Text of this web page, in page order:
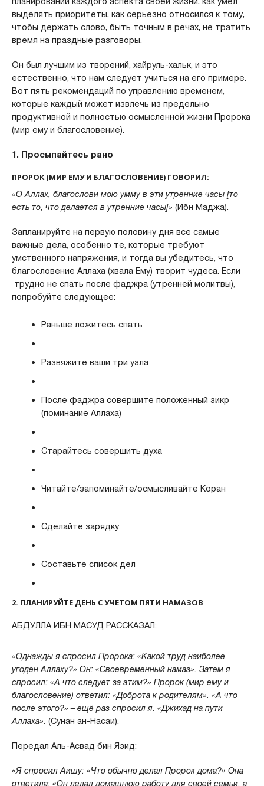
выделять приоритеты, как серьезно относился к тому,
чтобы держать слово, быть точным в речах, не тратить
время на праздные разговоры.
Он был лучшим из творений, хайруль-хальк, и это
естественно, что нам следует учиться на его примере.
Вот пять рекомендаций по управлению временем,
которые каждый может извлечь из предельно
продуктивной и полностью осмысленной жизни Пророка
(мир ему и благословение).
1. Просыпайтесь рано
ПРОРОК (МИР ЕМУ И БЛАГОСЛОВЕНИЕ) ГОВОРИЛ:
«О Аллах, благослови мою умму в эти утренние часы [то
есть то, что делается в утренние часы]» (Ибн Маджа).
Запланируйте на первую половину дня все самые
важные дела, особенно те, которые требуют
умственного напряжения, и тогда вы убедитесь, что
благословение Аллаха (хвала Ему) творит чудеса. Если
трудно не спать после фаджра (утренней молитвы),
попробуйте следующее:
Раньше ложитесь спать
Развяжите ваши три узла
После фаджра совершите положенный зикр
(поминание Аллаха)
Старайтесь совершить духа
Читайте/запоминайте/осмысливайте Коран
Сделайте зарядку
Составьте список дел
2. ПЛАНИРУЙТЕ ДЕНЬ С УЧЕТОМ ПЯТИ НАМАЗОВ
АБДУЛЛА ИБН МАСУД РАССКАЗАЛ:
«Однажды я спросил Пророка: «Какой труд наиболее
угоден Аллаху?» Он: «Своевременный намаз». Затем я
спросил: «А что следует за этим?» Пророк (мир ему и
благословение) ответил: «Доброта к родителям». «А что
после этого?» – ещё раз спросил я. «Джихад на пути
Аллаха». (Сунан ан-Насаи).
Передал Аль-Асвад бин Язид:
«Я спросил Аишу: «Что обычно делал Пророк дома?» Она
ответила: «Он делал домашнюю работу для своей семьи, а